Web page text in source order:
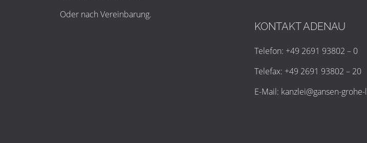
Oder nach Vereinbarung.
KONTAKT ADENAU
Telefon: +49 2691 93802 – 0
Telefax: +49 2691 93802 – 20
E-Mail: kanzlei@gansen-grohe-l